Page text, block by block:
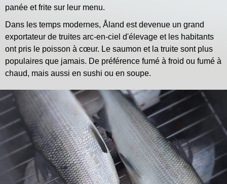
panée et frite sur leur menu.
Dans les temps modernes, Åland est devenue un grand
exportateur de truites arc-en-ciel d'élevage et les habitants
ont pris le poisson à cœur. Le saumon et la truite sont plus
populaires que jamais. De préférence fumé à froid ou fumé à
chaud, mais aussi en sushi ou en soupe.